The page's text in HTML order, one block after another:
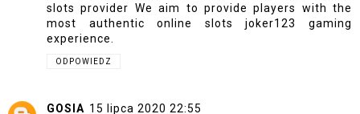
slots provider We aim to provide players with the
most authentic online slots joker123 gaming
experience.
ODPOWIEDZ
GOSIA 15 lipca 2020 22:55